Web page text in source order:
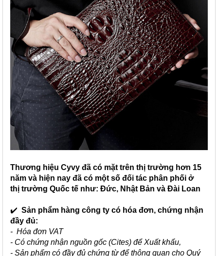
Thương hiệu Cyvy đã có mặt trên thị trường hơn 15
năm và hiện nay đã có một số đối tác phân phối ở
thị trường Quốc tế như: Đức, Nhật Bản và Đài Loan
✔️ Sản phẩm hàng công ty có hóa đơn, chứng nhận
đầy đủ:
- Hóa đơn VAT
- Có chứng nhận nguồn gốc (Cites) để Xuất khẩu,
- Sản phẩm có đầy đủ chứng từ để thông quan cho Quý